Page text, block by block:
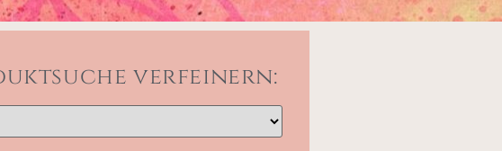
verfeinern: